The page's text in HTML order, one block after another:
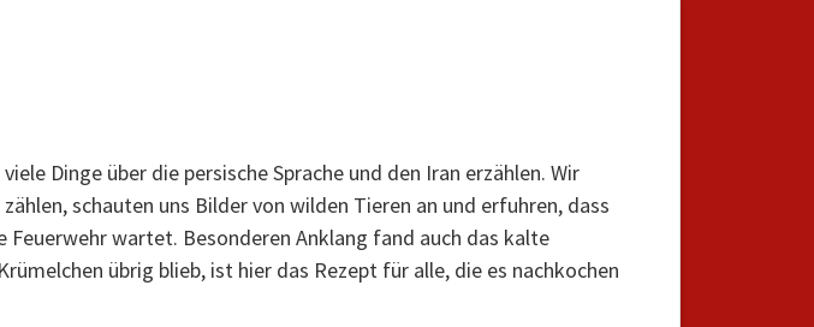
Dinge über die persische Sprache und den Iran erzählen. Wir
schauten uns Bilder von wilden Tieren an und erfuhren, dass
Feuerwehr wartet. Besonderen Anklang fand auch das kalte
übrig blieb, ist hier das Rezept für alle, die es nachkochen